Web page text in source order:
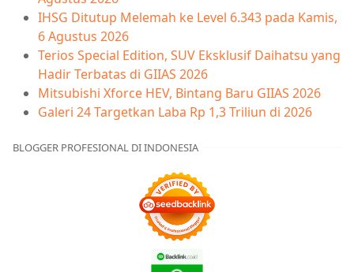
IHSG Ditutup Melemah ke Level 6.343 pada Kamis,
6 Agustus 2026
Terios Special Edition, SUV Eksklusif Daihatsu yang
Hadir Terbatas di GIIAS 2026
Mitsubishi Xforce HEV, Bintang Baru GIIAS 2026
Galeri 24 Targetkan Laba Rp 1,3 Triliun di 2026
BLOGGER PROFESIONAL DI INDONESIA